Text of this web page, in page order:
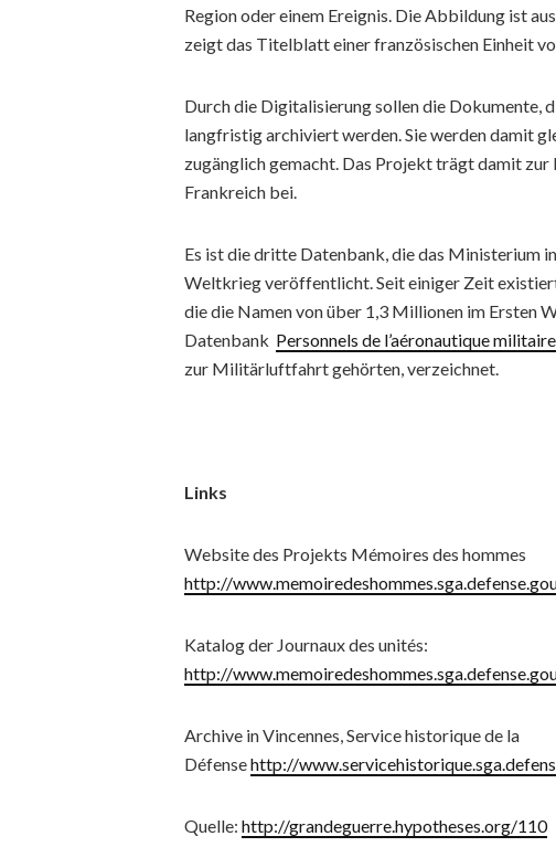
Region oder einem Ereignis. Die Abbildung ist
zeigt das Titelblatt einer französischen Einheit
Durch die Digitalisierung sollen die Dokumente,
langfristig archiviert werden. Sie werden damit
zugänglich gemacht. Das Projekt trägt damit zur
Frankreich bei.
Es ist die dritte Datenbank, die das Ministerium
Weltkrieg veröffentlicht. Seit einiger Zeit
die die Namen von über 1,3 Millionen im Ersten
Datenbank Personnels de l’aéronautique militaire
zur Militärluftfahrt gehörten, verzeichnet.
Links
Website des Projekts Mémoires des hommes
http://
Katalog der Journaux des unités:
http://
Archive in Vincennes, Service historique de la
Défensehttp://
Quelle: http://grandeguerre.hypotheses.org/110